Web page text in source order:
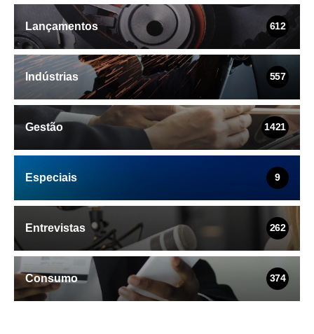
Lançamentos 612
Indústrias 557
Gestão 1421
Especiais 9
Entrevistas 262
Consumo 374